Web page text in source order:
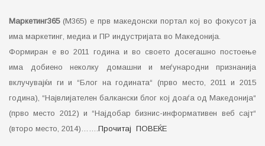
Маркетинг365(М365) е прв македонски портал кој во фокусот ја
има маркетинг, медиа и ПР индустријата во Македонија.
Формиран е во 2011 година и во своето досегашно постоење
има добиено неколку домашни и меѓународни признанија
вклучувајќи ги и “Блог на годината“ (прво место, 2011 и 2015
година), “Највлијателен балкански блог кој доаѓа од Македонија“
(прво место 2012) и “Најдобар бизнис-информативен веб сајт“
(второ место, 2014)…….Прочитај ПОВЕЌЕ